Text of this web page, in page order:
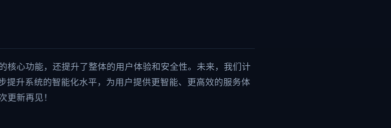
核心功能，还提升了整体的用户体验和安全性。未来，我们计
提升系统的智能化水平，为用户提供更智能、更高效的服务体
更新再见！